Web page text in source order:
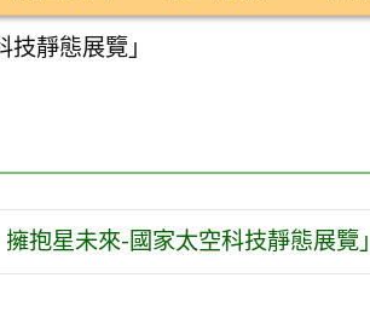
靜態展覽」
抱星未來-國家太空科技靜態展覽」